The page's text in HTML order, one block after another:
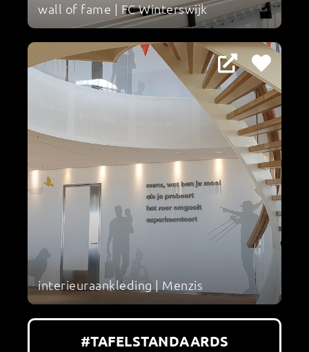
wall of fame | FC Winterswijk
interieuraankleding | Menzis
#TAFELSTANDAARDS